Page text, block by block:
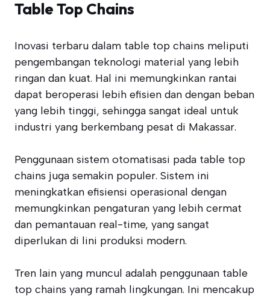
Table Top Chains
Inovasi terbaru dalam table top chains meliputi
pengembangan teknologi material yang lebih
ringan dan kuat. Hal ini memungkinkan rantai
dapat beroperasi lebih efisien dan dengan beban
yang lebih tinggi, sehingga sangat ideal untuk
industri yang berkembang pesat di Makassar.
Penggunaan sistem otomatisasi pada table top
chains juga semakin populer. Sistem ini
meningkatkan efisiensi operasional dengan
memungkinkan pengaturan yang lebih cermat
dan pemantauan real-time, yang sangat
diperlukan di lini produksi modern.
Tren lain yang muncul adalah penggunaan table
top chains yang ramah lingkungan. Ini mencakup